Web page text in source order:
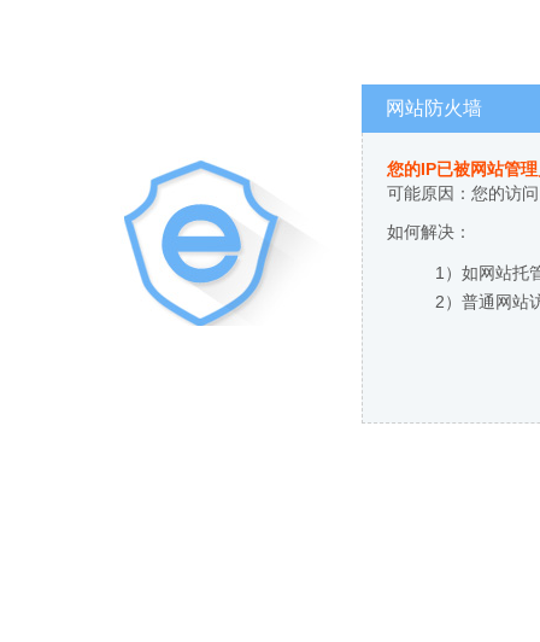
网站防火墙
您的IP已被网站管
可能原因：您的访
如何解决：
1）如网站托
2）普通网站